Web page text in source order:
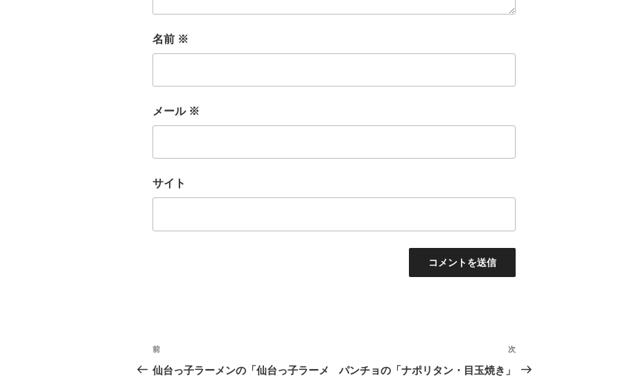
名前 ※
メール ※
サイト
投
稿
前
の
前
仙台っ子ラーメンの「仙台っ子ラーメ
次
の
次
パンチョの「ナポリタン・目玉焼き」